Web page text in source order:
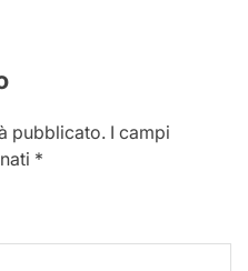
pubblicato. I campi
*